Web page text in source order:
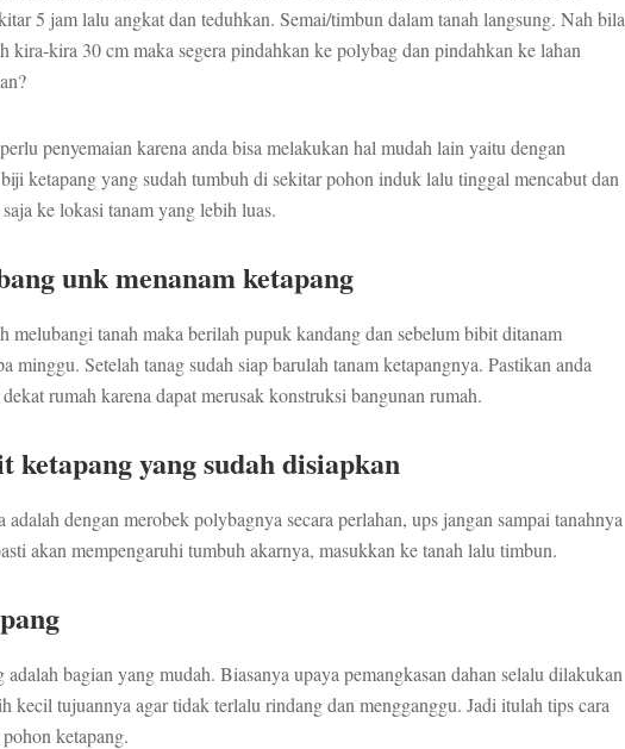
5 jam lalu angkat dan teduhkan. Semai/timbun dalam tanah langsung. Nah bila
kira-kira 30 cm maka segera pindahkan ke polybag dan pindahkan ke lahan
penyemaian karena anda bisa melakukan hal mudah lain yaitu dengan
ketapang yang sudah tumbuh di sekitar pohon induk lalu tinggal mencabut dan
ke lokasi tanam yang lebih luas.
unk menanam ketapang
melubangi tanah maka berilah pupuk kandang dan sebelum bibit ditanam
minggu. Setelah tanag sudah siap barulah tanam ketapangnya. Pastikan anda
rumah karena dapat merusak konstruksi bangunan rumah.
ketapang yang sudah disiapkan
adalah dengan merobek polybagnya secara perlahan, ups jangan sampai tanahnya
akan mempengaruhi tumbuh akarnya, masukkan ke tanah lalu timbun.
adalah bagian yang mudah. Biasanya upaya pemangkasan dahan selalu dilakukan
kecil tujuannya agar tidak terlalu rindang dan mengganggu. Jadi itulah tips cara
ketapang.